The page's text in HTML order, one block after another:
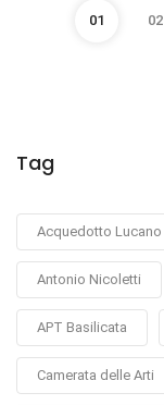
01 02
Tag
Acquedotto Lucano
Antonio Nicoletti
APT Basilicata
Camerata delle Arti